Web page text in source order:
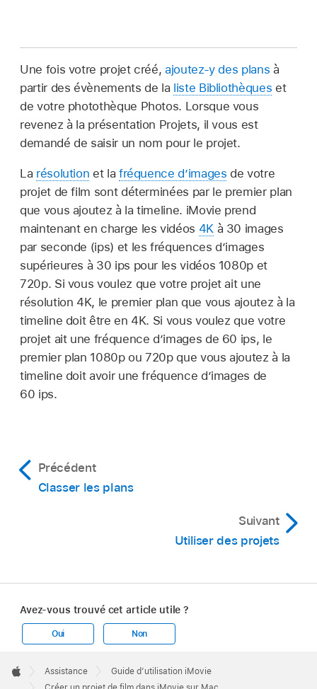
Une fois votre projet créé,ajoutez-y des plans à
partir des évènements de la liste Bibliothèques et
de votre photothèque Photos. Lorsque vous
revenez à la présentation Projets, il vous est
demandé de saisir un nom pour le projet.
La résolution et la fréquence d’images de votre
projet de film sont déterminées par le premier plan
que vous ajoutez à la timeline. iMovie prend
maintenant en charge les vidéos 4K à 30 images
par seconde (ips) et les fréquences d’images
supérieures à 30 ips pour les vidéos 1080p et
720p. Si vous voulez que votre projet ait une
résolution 4K, le premier plan que vous ajoutez à la
timeline doit être en 4K. Si vous voulez que votre
projet ait une fréquence d’images de 60 ips, le
premier plan 1080p ou 720p que vous ajoutez à la
timeline doit avoir une fréquence d’images de
60 ips.
Précédent
Classer les plans
Suivant
Utiliser des projets
Avez-vous trouvé cet article utile ?
Oui Non
Footer

Apple
Assistance
Guide d’utilisation iMovie